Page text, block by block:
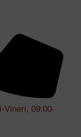
Vineri, 09:00-